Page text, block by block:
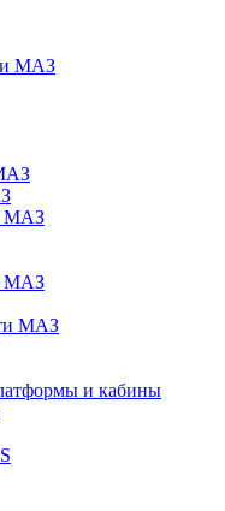
МАЗ
МАЗ
МАЗ
МАЗ
и кабины